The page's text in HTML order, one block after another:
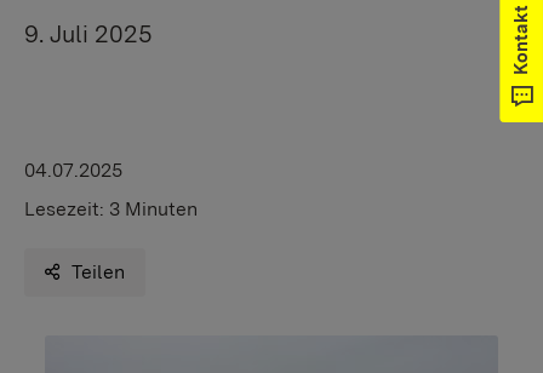
9. Juli 2025
04.07.2025
Lesezeit: 3 Minuten
Teilen
Kontakt